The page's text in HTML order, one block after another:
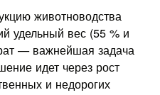
животноводства
удельный вес (55 % и
— важнейшая задача
идет через рост
и недо­рогих